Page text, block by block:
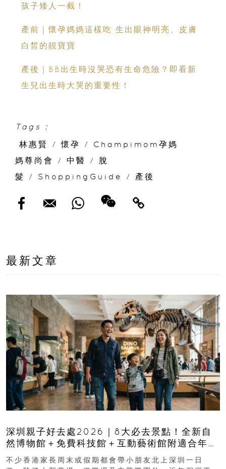
孩子矮人一截！
產前｜懷孕媽媽這樣吃 生出眼神明亮、皮膚
白皙的靚寶寶
產後｜BB出生時沒哭恐有生命危險？即看新
生兒出生時大哭的重要性！
Tags :
林惠賢
/ 懷孕 /
Champimom孕媽
媽尊尚會
/ 中醫 /
脫
髮
/ ShoppingGuide / 產後
最新文章
深圳親子好去處2026｜8大必去景點！全新自
然博物館＋免費科技館＋互動藝術館附適合年
齡、交通、門票、開放時間
不少香港家長周末或假期都會帶小朋友北上深圳一日